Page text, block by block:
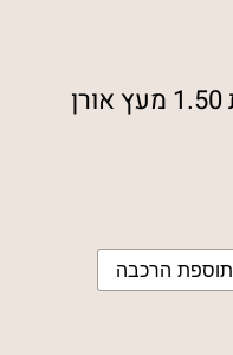
קיט נדנדה להרכבה עצמית 1.50 מעץ אורן
תוספת הרכבה